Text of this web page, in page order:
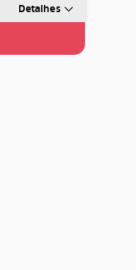
Detalhes